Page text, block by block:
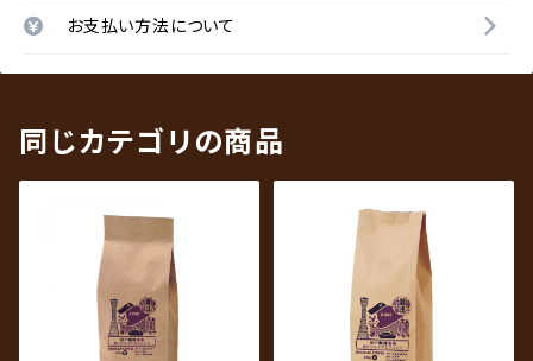
お支払い方法について
同じカテゴリの商品